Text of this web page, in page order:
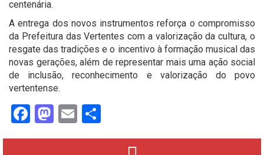
centenária.
A entrega dos novos instrumentos reforça o compromisso
da Prefeitura das Vertentes com a valorização da cultura, o
resgate das tradições e o incentivo à formação musical das
novas gerações, além de representar mais uma ação social
de inclusão, reconhecimento e valorização do povo
vertentense.
Facebook
Mastodon
Email